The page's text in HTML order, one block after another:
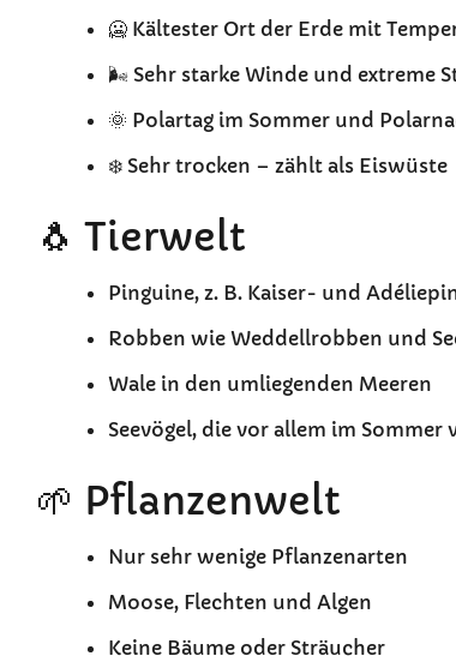
🥶 Kältester Ort der Erde mit
🌬️ Sehr starke Winde und extreme
🌞 Polartag im Sommer und
❄️ Sehr trocken – zählt als Eiswüste
🐧 Tierwelt
Pinguine, z. B. Kaiser- und
Robben wie Weddellrobben und
Wale in den umliegenden Meeren
Seevögel, die vor allem im Sommer
🌱 Pflanzenwelt
Nur sehr wenige Pflanzenarten
Moose, Flechten und Algen
Keine Bäume oder Sträucher